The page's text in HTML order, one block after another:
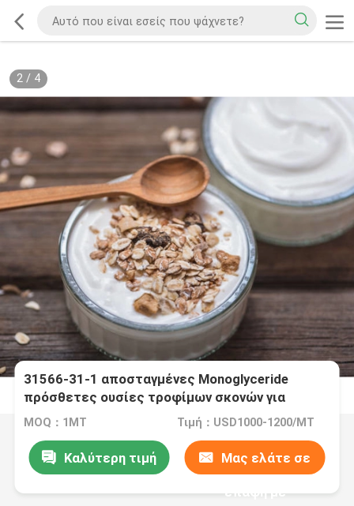
2/ 4
31566-31-1 αποσταγμένες Monoglyceride
πρόσθετες ουσίες τροφίμων σκονών για
Yougart
MOQ：1MT Τιμή：USD1000-1200/MT
Καλύτερη τιμή Μας ελάτε σε
επαφή με